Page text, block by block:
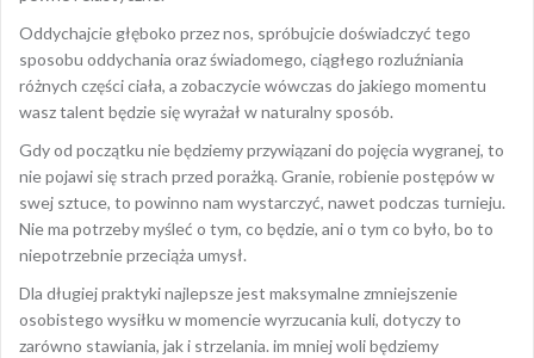
Oddychajcie głęboko przez nos, spróbujcie doświadczyć tego
sposobu oddychania oraz świadomego, ciągłego rozluźniania
różnych części ciała, a zobaczycie wówczas do jakiego momentu
wasz talent będzie się wyrażał w naturalny sposób.
Gdy od początku nie będziemy przywiązani do pojęcia wygranej, to
nie pojawi się strach przed porażką. Granie, robienie postępów w
swej sztuce, to powinno nam wystarczyć, nawet podczas turnieju.
Nie ma potrzeby myśleć o tym, co będzie, ani o tym co było, bo to
niepotrzebnie przeciąża umysł.
Dla długiej praktyki najlepsze jest maksymalne zmniejszenie
osobistego wysiłku w momencie wyrzucania kuli, dotyczy to
zarówno stawiania, jak i strzelania. im mniej woli będziemy